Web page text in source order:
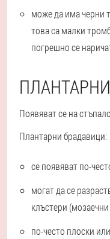
може да има черни
това са малки
погрешно се
Появяват се на
Плантарни брадавици:
се появяват по-
могат да се
клъстери
по-често плоски